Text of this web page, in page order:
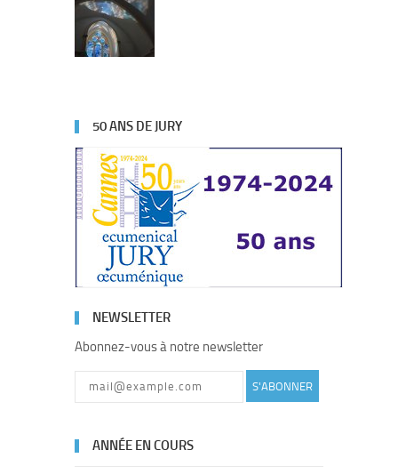
50 ANS DE JURY
NEWSLETTER
Abonnez-vous à notre newsletter
S'ABONNER
ANNÉE EN COURS